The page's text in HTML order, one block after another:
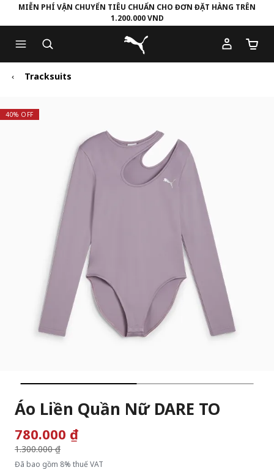
to
Main
content
to
Footer
Content
MIỄN PHÍ VẬN CHUYỂN TIÊU CHUẨN CHO ĐƠN ĐẶT HÀNG TRÊN
1.200.000 VND
Puma Trang chủ
Số
Tracksuits
40% OFF
Áo Liền Quần Nữ DARE TO
780.000 ₫Giá giảm từ
1.300.000 ₫
đến
Đã bao gồm 8% thuế VAT